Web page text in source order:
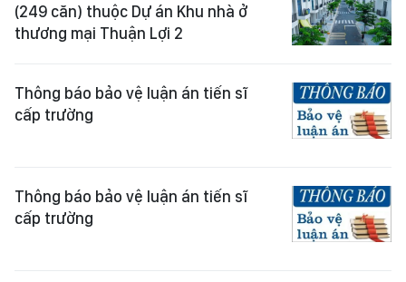
(249 căn) thuộc Dự án Khu nhà ở
thương mại Thuận Lợi 2
Thông báo bảo vệ luận án tiến sĩ
cấp trường
Thông báo bảo vệ luận án tiến sĩ
cấp trường